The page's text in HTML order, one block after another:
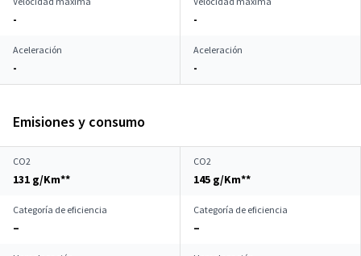
- -
Aceleración
-
Aceleración
-
Emisiones y consumo
CO2
131 g/Km**
CO2
145 g/Km**
Categoría de eficiencia
–
Categoría de eficiencia
–